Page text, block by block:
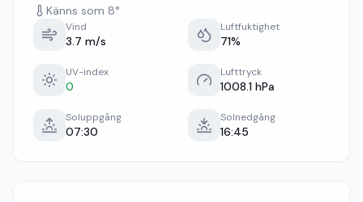
Känns som 8°
Vind
3.7 m/s
Luftfuktighet
71%
UV-index
0
Lufttryck
1008.1 hPa
Soluppgång
07:30
Solnedgång
16:45